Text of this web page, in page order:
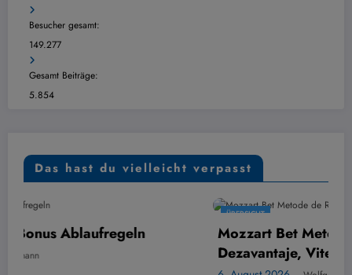
Besucher gesamt:
149.277
Gesamt Beiträge:
5.854
Das hast du vielleicht verpasst
Mozzart Bet Metode de Retragere: Avantaje,